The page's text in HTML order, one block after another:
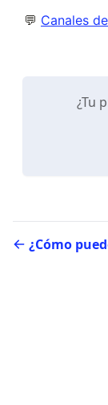
💬 Canales
¿Tu